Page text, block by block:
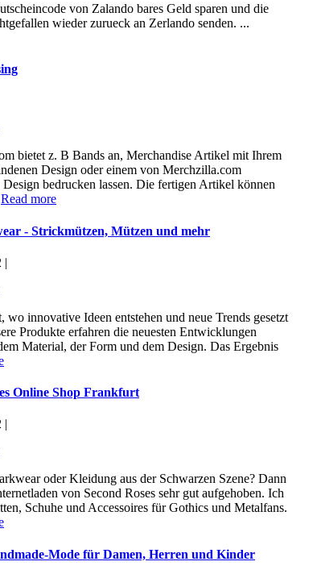
von Zalando bares Geld sparen und die
wieder zurueck an Zerlando senden. ...
bietet z. B Bands an, Merchandise Artikel mit Ihrem
Design oder einem von Merchzilla.com
bedrucken lassen. Die fertigen Artikel können
Read more
- Strickmützen, Mützen und mehr
|
wo innovative Ideen entstehen und neue Trends gesetzt
Produkte erfahren die neuesten Entwicklungen
Material, der Form und dem Design. Das Ergebnis
Online Shop Frankfurt
|
oder Kleidung aus der Schwarzen Szene? Dann
von Second Roses sehr gut aufgehoben. Ich
Schuhe und Accessoires für Gothics und Metalfans.
Mode für Damen, Herren und Kinder